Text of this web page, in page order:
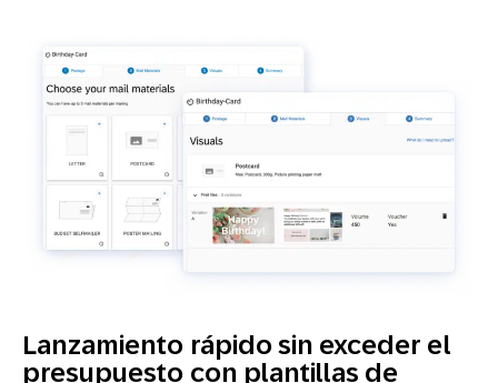
Lanzamiento rápido sin exceder el
presupuesto con plantillas de